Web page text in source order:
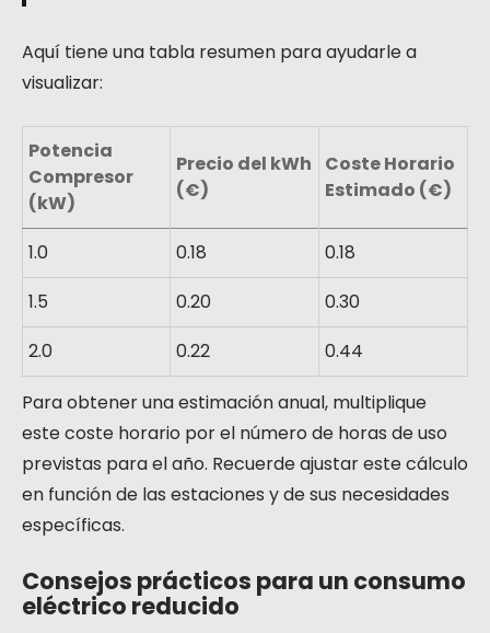
Aquí tiene una tabla resumen para ayudarle a
visualizar:
Potencia
Compresor
(kW)
Precio del kWh
(€)
Coste Horario
Estimado (€)
1.0 0.18
0.18
1.5
0.20
0.30
2.0
0.22 0.44
Para obtener una estimación anual, multiplique
este coste horario por el número de horas de uso
previstas para el año. Recuerde ajustar este cálculo
en función de las estaciones y de sus necesidades
específicas.
Consejos prácticos para un consumo
eléctrico reducido